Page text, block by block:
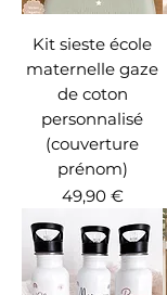
Kit sieste école
maternelle gaze
de coton
personnalisé
(couverture
prénom)
Prix
49,90 €